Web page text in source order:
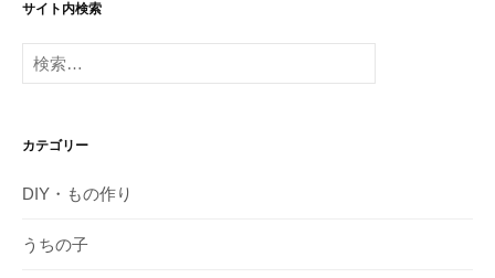
サイト内検索
検
索:
カテゴリー
DIY・もの作り
うちの子